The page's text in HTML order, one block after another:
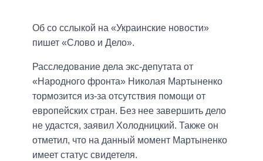
Об со сслыкой на «Украинские новости»
пишет «Слово и Дело».
Расследование дела экс-депутата от
«Народного фронта» Николая Мартыненко
тормозится из-за отсутствия помощи от
европейских стран. Без нее завершить дело
не удастся, заявил Холодницкий. Также он
отметил, что на данный момент Мартыненко
имеет статус свидетеля.